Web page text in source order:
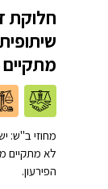
חלוקת
מחוזי ב"ש:
לא מתקיים
הפירעון.